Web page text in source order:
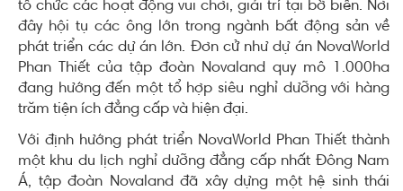
tổ chức các hoạt động vui chơi, giải trí tại bờ biển. Nơi
đây hội tụ các ông lớn trong ngành bất động sản về
phát triển các dự án lớn. Đơn cử như dự án NovaWorld
Phan Thiết của tập đoàn Novaland quy mô 1.000ha
đang hướng đến một tổ hợp siêu nghỉ dưỡng với hàng
trăm tiện ích đẳng cấp và hiện đại.
Với định hướng phát triển NovaWorld Phan Thiết thành
một khu du lịch nghỉ dưỡng đẳng cấp nhất Đông Nam
Á, tập đoàn Novaland đã xây dựng một hệ sinh thái